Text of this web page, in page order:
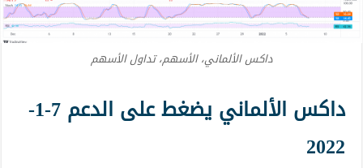
داكس الألماني، الأسهم، تداول الأسهم
داكس الألماني يضغط على الدعم 7-1-
2022